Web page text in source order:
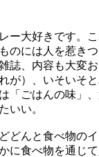
ー大好きです。
のには人を惹き
誌、内容も大変
が）、いそいそ
「ごはんの味」
いい。
どんと食べ物の
に食べ物を通じ